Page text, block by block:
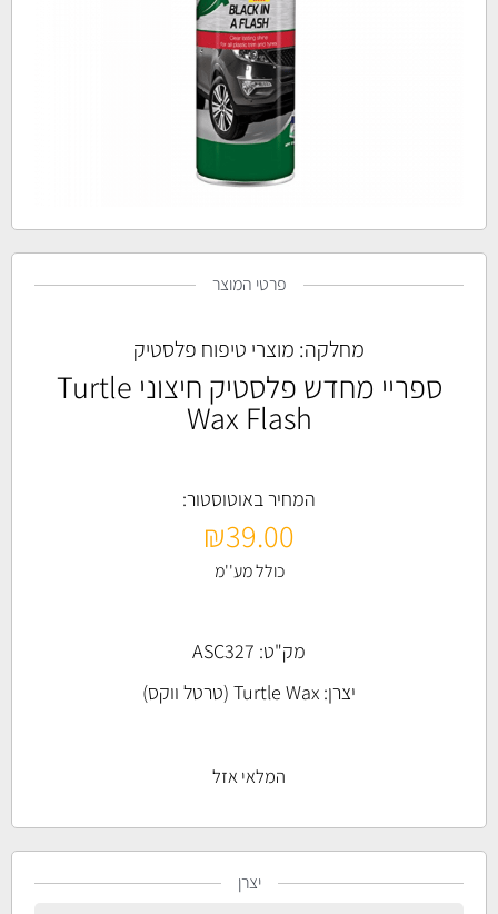
פרטי המוצר
מחלקה: מוצרי טיפוח פלסטיק
ספריי מחדש פלסטיק חיצוני Turtle
Wax Flash
המחיר באוטוסטור:
₪39.00
כולל מע''מ
מק"ט: ASC327
יצרן: Turtle Wax (טרטל ווקס)
המלאי אזל
יצרן